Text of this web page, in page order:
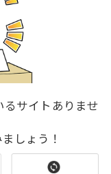
サイトありませ
しょう！